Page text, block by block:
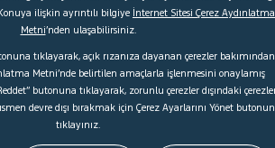
ilişkin ayrıntılı bilgiye İnternet Sitesi Çerez Aydınlatma
Metni’nden ulaşabilirsiniz.
tıklayarak, açık rızanıza dayanan çerezler bakımından
Metni’nde belirtilen amaçlarla işlenmesini onaylamış
butonuna tıklayarak, zorunlu çerezler dışındaki
devre dışı bırakmak için Çerez Ayarlarını Yönet
tıklayınız.